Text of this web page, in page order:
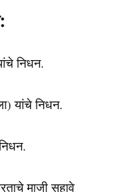
निधन.
यांचे निधन.
माजी सहावे